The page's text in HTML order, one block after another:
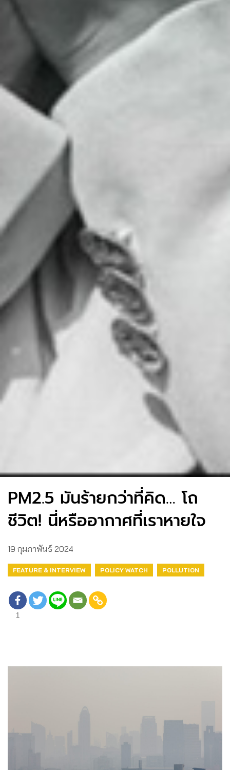
PM2.5 มันร้ายกว่าที่คิด… โถ
ชีวิต! นี่หรืออากาศที่เราหายใจ
19 กุมภาพันธ์ 2024
FEATURE & INTERVIEW POLICY WATCH POLLUTION
1